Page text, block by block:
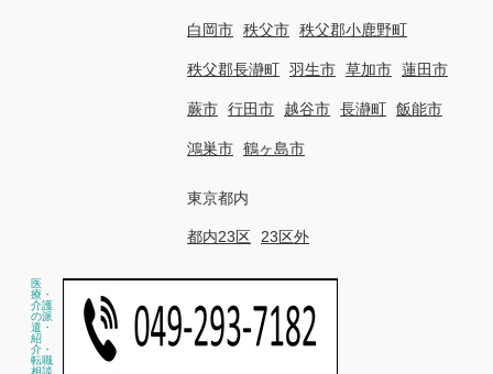
白岡市 秩父市 秩父郡小鹿野町
秩父郡長瀞町 羽生市 草加市 蓮田市
蕨市 行田市 越谷市 長瀞町 飯能市
鴻巣市 鶴ヶ島市
東京都内
都内23区 23区外
医
療・
介護
の派
遣・
紹
介・
転職
相談